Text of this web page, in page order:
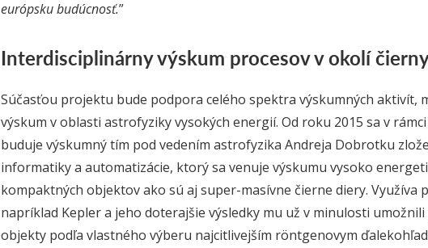
európsku budúcnosť.”
Interdisciplinárny výskum procesov v okolí
Súčasťou projektu bude podpora celého spektra výskumných aktivít,
výskum v oblasti astrofyziky vysokých energií. Od roku 2015 sa v
buduje výskumný tím pod vedením astrofyzika Andreja Dobrotku
informatiky a automatizácie, ktorý sa venuje výskumu vysoko
kompaktných objektov ako sú aj super-masívne čierne diery. Využíva
napríklad Kepler a jeho doterajšie výsledky mu už v minulosti
objekty podľa vlastného výberu najcitlivejším röntgenovym